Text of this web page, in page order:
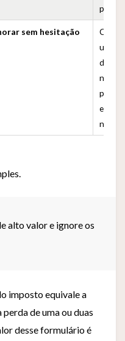
para
sem hesitação
Cada
uma
nada
nas
alto valor e ignore os
imposto equivale a
de uma ou duas
desse formulário é